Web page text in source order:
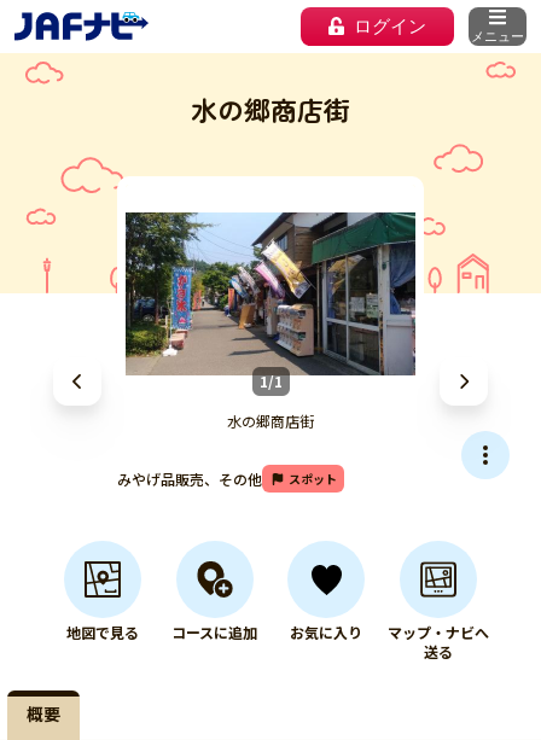
ログイン メニュー
水の郷商店街
1/1
水の郷商店街
みやげ品販売、その他 スポット
地図で見る コースに追加 お気に入り
マップ・ナビへ
送る
概要